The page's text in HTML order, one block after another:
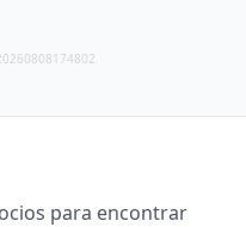
para encontrar